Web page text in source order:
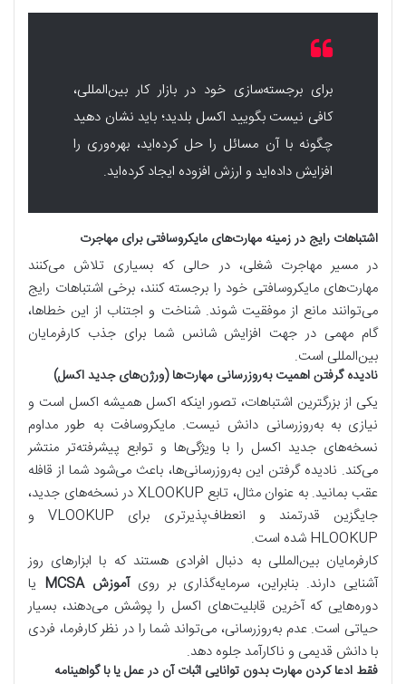
برای برجسته‌سازی خود در بازار کار بین‌المللی،
کافی نیست بگویید اکسل بلدید؛ باید نشان دهید
چگونه با آن مسائل را حل کرده‌اید، بهره‌وری را
افزایش داده‌اید و ارزش افزوده ایجاد کرده‌اید.
اشتباهات رایج در زمینه مهارت‌های مایکروسافتی برای مهاجرت
در مسیر مهاجرت شغلی، در حالی که بسیاری تلاش می‌کنند
مهارت‌های مایکروسافتی خود را برجسته کنند، برخی اشتباهات رایج
می‌توانند مانع از موفقیت شوند. شناخت و اجتناب از این خطاها،
گام مهمی در جهت افزایش شانس شما برای جذب کارفرمایان
بین‌المللی است.
نادیده گرفتن اهمیت به‌روزرسانی مهارت‌ها (ورژن‌های جدید اکسل)
یکی از بزرگترین اشتباهات، تصور اینکه اکسل همیشه اکسل است و
نیازی به به‌روزرسانی دانش نیست. مایکروسافت به طور مداوم
نسخه‌های جدید اکسل را با ویژگی‌ها و توابع پیشرفته‌تر منتشر
می‌کند. نادیده گرفتن این به‌روزرسانی‌ها، باعث می‌شود شما از قافله
عقب بمانید. به عنوان مثال، تابع XLOOKUP در نسخه‌های جدید،
جایگزین قدرتمند و انعطاف‌پذیرتری برای VLOOKUP و
HLOOKUP شده است.
کارفرمایان بین‌المللی به دنبال افرادی هستند که با ابزارهای روز
آشنایی دارند. بنابراین، سرمایه‌گذاری بر روی آموزش MCSA
یا
دوره‌هایی که آخرین قابلیت‌های اکسل را پوشش می‌دهند، بسیار
حیاتی است. عدم به‌روزرسانی، می‌تواند شما را در نظر کارفرما، فردی
با دانش قدیمی و ناکارآمد جلوه دهد.
فقط ادعا کردن مهارت بدون توانایی اثبات آن در عمل یا با گواهینامه